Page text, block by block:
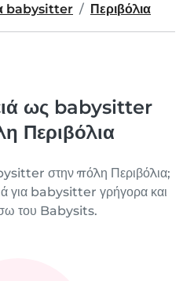
babysitter Περιβόλια
ως babysitter
Περιβόλια
στην πόλη Περιβόλια;
για babysitter γρήγορα και
του Babysits.